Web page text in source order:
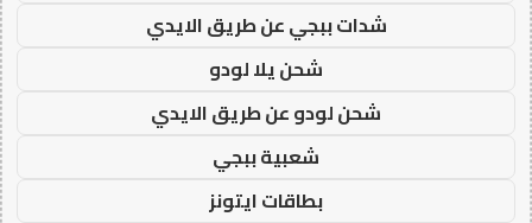
شدات ببجي عن طريق الايدي
شحن يلا لودو
شحن لودو عن طريق الايدي
شعبية ببجي
بطاقات ايتونز